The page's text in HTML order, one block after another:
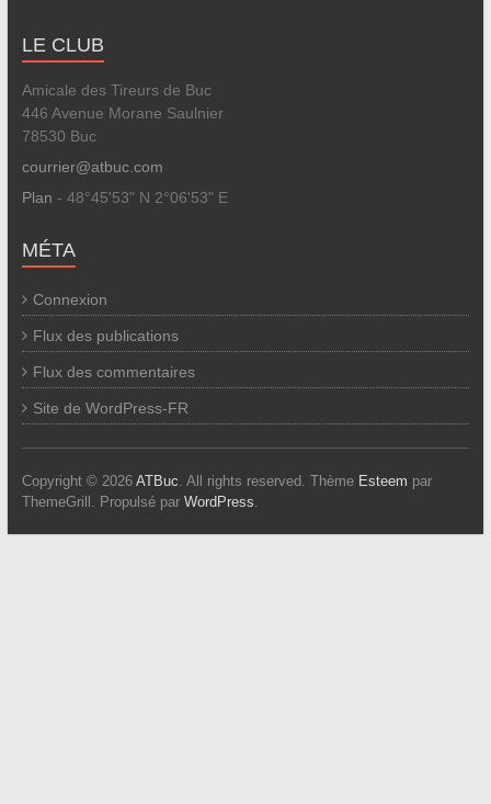
LE CLUB
Amicale des Tireurs de Buc
446 Avenue Morane Saulnier
78530 Buc
courrier@atbuc.com
Plan - 48°45'53" N 2°06'53" E
MÉTA
Connexion
Flux des publications
Flux des commentaires
Site de WordPress-FR
Copyright © 2026 ATBuc. All rights reserved. Thème Esteem par
ThemeGrill. Propulsé par WordPress.